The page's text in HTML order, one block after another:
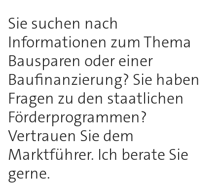
Sie suchen nach
Informationen zum Thema
Bausparen oder einer
Baufinanzierung? Sie haben
Fragen zu den staatlichen
Förderprogrammen?
Vertrauen Sie dem
Marktführer. Ich berate Sie
gerne.